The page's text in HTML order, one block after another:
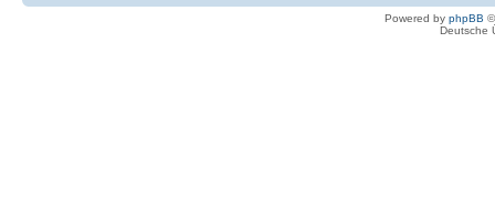
Powered by phpBB
Deutsche